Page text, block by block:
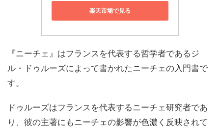
楽天市場で見る
『ニーチェ』はフランスを代表する哲学者であるジ
ル・ドゥルーズによって書かれたニーチェの入門書で
す。
ドゥルーズはフランスを代表するニーチェ研究者であ
り、彼の主著にもニーチェの影響が色濃く反映されて